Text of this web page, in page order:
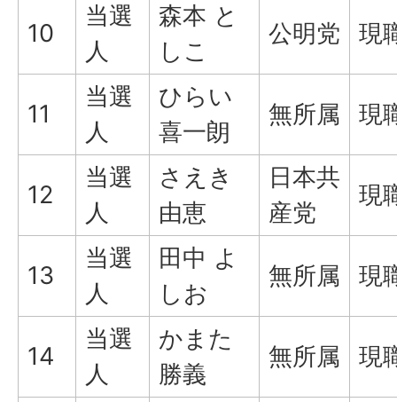
10
当選
人
森本 と
しこ
公明党 現
11
当選
人
ひらい
喜一朗
無所属 現
12
当選
人
さえき
由恵
日本共
産党
現
13
当選
人
田中 よ
しお
無所属 現
14
当選
人
かまた
勝義
無所属 現